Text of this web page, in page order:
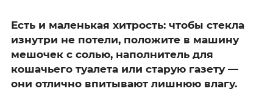
Есть и маленькая хитрость: чтобы стекла
изнутри не потели, положите в машину
мешочек с солью, наполнитель для
кошачьего туалета или старую газету —
они отлично впитывают лишнюю влагу.